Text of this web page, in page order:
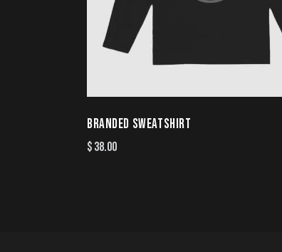
BRANDED SWEATSHIRT
$38.00